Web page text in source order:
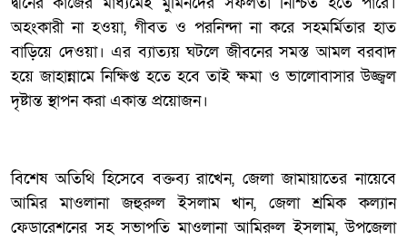
অহংকারী না হওয়া, গীবত ও পরনিন্দা না করে সহমর্মিতার হাত
বাড়িয়ে দেওয়া। এর ব্যাত্যয় ঘটলে জীবনের সমস্ত আমল বরবাদ
হয়ে জাহান্নামে নিক্ষিপ্ত হতে হবে তাই ক্ষমা ও ভালোবাসার উজ্জ্বল
দৃষ্টান্ত স্থাপন করা একান্ত প্রয়োজন।
বিশেষ অতিথি হিসেবে বক্তব্য রাখেন, জেলা জামায়াতের নায়েবে
আমির মাওলানা জহুরুল ইসলাম খান, জেলা শ্রমিক কল্যান
ফেডারেশনের সহ সভাপতি মাওলানা আমিরুল ইসলাম, উপজেলা